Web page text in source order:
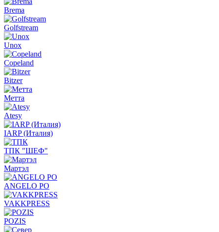
Brema
Golfstream
Unox
Copeland
Bitzer
Метта
Atesy
IARP (Италия)
ТПК "ШЕФ"
Мартэл
ANGELO PO
VAKKPRESS
POZIS